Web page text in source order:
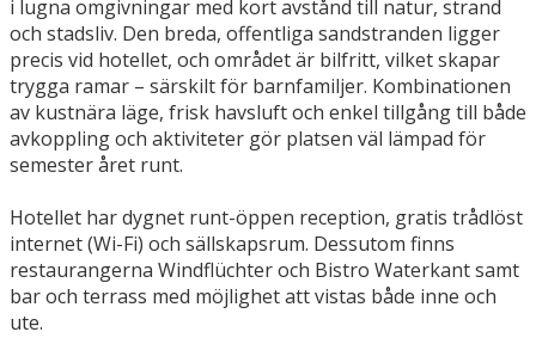
i lugna omgivningar med kort avstånd till natur, strand
och stadsliv. Den breda, offentliga sandstranden ligger
precis vid hotellet, och området är bilfritt, vilket skapar
trygga ramar – särskilt för barnfamiljer. Kombinationen
av kustnära läge, frisk havsluft och enkel tillgång till både
avkoppling och aktiviteter gör platsen väl lämpad för
semester året runt.
Hotellet har dygnet runt-öppen reception, gratis trådlöst
internet (Wi-Fi) och sällskapsrum. Dessutom finns
restaurangerna Windflüchter och Bistro Waterkant samt
bar och terrass med möjlighet att vistas både inne och
ute.